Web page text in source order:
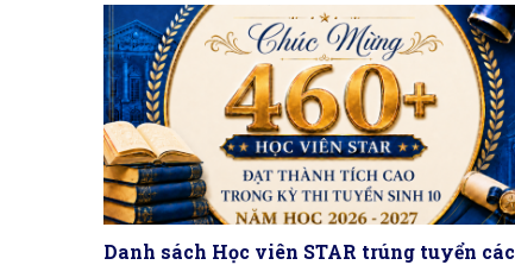
Danh sách Học viên STAR trúng tuyển các